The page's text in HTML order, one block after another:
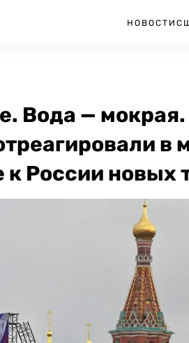
НОВОСТИ
Вода —
в
России новых